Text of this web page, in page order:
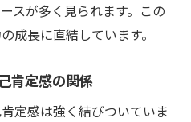
スが多く見られます。この
成長に直結しています。
肯定感の関係
定感は強く結びついていま